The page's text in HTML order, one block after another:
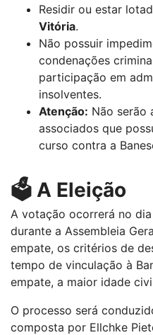
Residir ou estar
Vitória.
Não possuir
condenações
participação em
insolventes.
Atenção: Não serão
associados que
curso contra a
🗳️ A Eleição
A votação ocorrerá no dia
durante a Assembleia
empate, os critérios de
tempo de vinculação à
empate, a maior idade
O processo será
composta por Ellchke